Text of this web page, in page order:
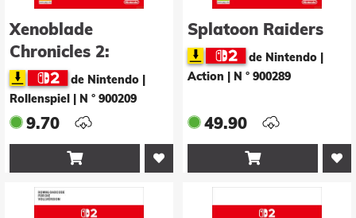
Xenoblade
Chronicles 2:
Nintendo Switch 2
Edition - Upgrade
Pack
de Nintendo |
Rollenspiel
N ° 900209
9.70

Splatoon Raiders
de Nintendo |
Action
N ° 900289
49.90
